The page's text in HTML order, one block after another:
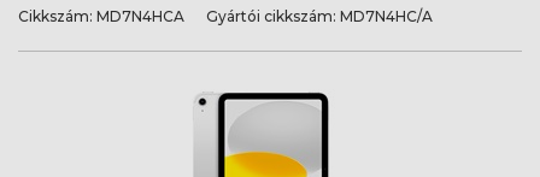
Cikkszám: MD7N4HCA Gyártói cikkszám: MD7N4HC/A